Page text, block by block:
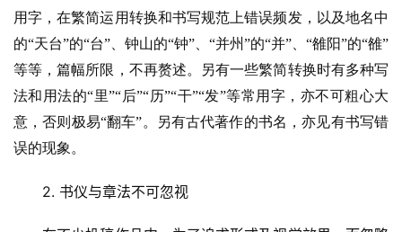
用字，在繁简运用转换和书写规范上错误频发， 以及地名中
的“天台”的“台”、钟山的“钟”、“并州”的“并”、“雒阳”的“雒”
等等，篇幅所限，不再赘述。另有一些繁简转换时有多种写
法和用法的“里”“后”“历”“干”“发”等常用字，亦不可粗心大
意，否则极易“翻车”。另有古代著作的书名，亦见有书写错
误的现象。
2. 书仪与章法不可忽视